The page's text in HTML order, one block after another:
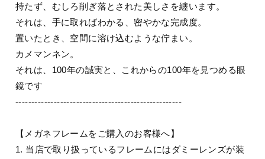
持たず、むしろ削ぎ落とされた美しさを纏います。
それは、手に取ればわかる、密やかな完成度。
置いたとき、空間に溶け込むような佇まい。
カメマンネン。
それは、100年の誠実と、これからの100年を見つめる眼
鏡です
----------------------------------------------------
【メガネフレームをご購入のお客様へ】
1. 当店で取り扱っているフレームにはダミーレンズが装